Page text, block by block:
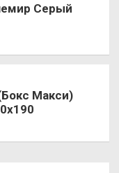
Серый
Макси)